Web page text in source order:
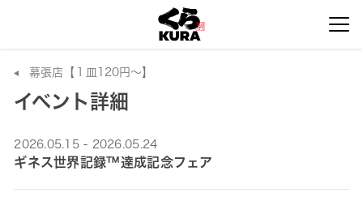
幕張店【１皿120円～】
イベント詳細
2026.05.15 - 2026.05.24
ギネス世界記録™達成記念フェア